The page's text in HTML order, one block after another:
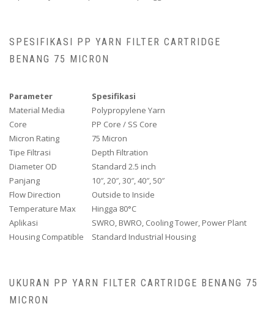
SPESIFIKASI PP YARN FILTER CARTRIDGE
BENANG 75 MICRON
Parameter
Spesifikasi
Material Media
Polypropylene Yarn
Core
PP Core / SS Core
Micron Rating
75 Micron
Tipe Filtrasi
Depth Filtration
Diameter OD
Standard 2.5 inch
Panjang
10″, 20″, 30″, 40″, 50″
Flow Direction
Outside to Inside
Temperature Max
Hingga 80°C
Aplikasi
SWRO, BWRO, Cooling Tower, Power Plant
Housing Compatible
Standard Industrial Housing
UKURAN PP YARN FILTER CARTRIDGE BENANG 75
MICRON